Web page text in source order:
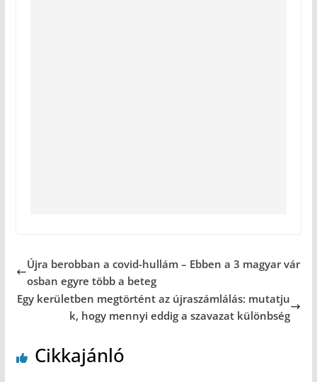
Újra berobban a covid-hullám – Ebben a 3 magyar vár
osban egyre több a beteg
Egy kerületben megtörtént az újraszámlálás: mutatju
k, hogy mennyi eddig a szavazat különbség
Cikkajánló